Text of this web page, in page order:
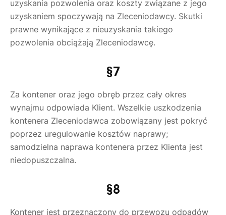
uzyskania pozwolenia oraz koszty związane z jego
uzyskaniem spoczywają na Zleceniodawcy. Skutki
prawne wynikające z nieuzyskania takiego
pozwolenia obciążają Zleceniodawcę.
§7
Za kontener oraz jego obręb przez cały okres
wynajmu odpowiada Klient. Wszelkie uszkodzenia
kontenera Zleceniodawca zobowiązany jest pokryć
poprzez uregulowanie kosztów naprawy;
samodzielna naprawa kontenera przez Klienta jest
niedopuszczalna.
§8
Kontener jest przeznaczony do przewozu odpadów